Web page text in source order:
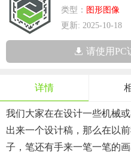
类型： 图形图像
更新: 2025-10-18
请使用PC
详情
我们大家在在设计一些机械
出来一个设计稿，那么在以
子，笔还有手来一笔一笔的